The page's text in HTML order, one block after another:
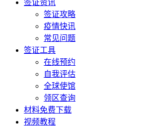
签证资讯
签证攻略
疫情快讯
常见问题
签证工具
在线预约
自我评估
全球使馆
领区查询
材料免费下载
视频教程